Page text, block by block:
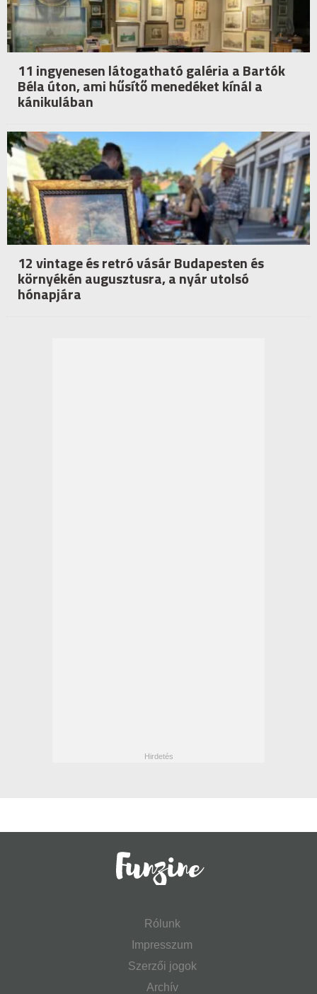
11 ingyenesen látogatható galéria a Bartók
Béla úton, ami hűsítő menedéket kínál a
kánikulában
12 vintage és retró vásár Budapesten és
környékén augusztusra, a nyár utolsó
hónapjára
Rólunk
Impresszum
Szerzői jogok
Archív